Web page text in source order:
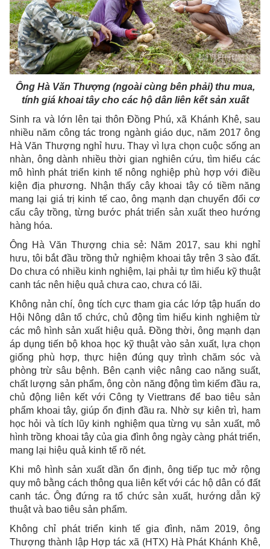
Ông Hà Văn Thượng (ngoài cùng bên phải) thu mua,
tính giá khoai tây cho các hộ dân liên kết sản xuất
Sinh ra và lớn lên tại thôn Đồng Phú, xã Khánh Khê, sau
nhiều năm công tác trong ngành giáo dục, năm 2017 ông
Hà Văn Thượng nghỉ hưu. Thay vì lựa chọn cuộc sống an
nhàn, ông dành nhiều thời gian nghiên cứu, tìm hiểu các
mô hình phát triển kinh tế nông nghiệp phù hợp với điều
kiện địa phương. Nhận thấy cây khoai tây có tiềm năng
mang lại giá trị kinh tế cao, ông mạnh dạn chuyển đổi cơ
cấu cây trồng, từng bước phát triển sản xuất theo hướng
hàng hóa.
Ông Hà Văn Thượng chia sẻ: Năm 2017, sau khi nghỉ
hưu, tôi bắt đầu trồng thử nghiệm khoai tây trên 3 sào đất.
Do chưa có nhiều kinh nghiệm, lại phải tự tìm hiểu kỹ thuật
canh tác nên hiệu quả chưa cao, chưa có lãi.
Không nản chí, ông tích cực tham gia các lớp tập huấn do
Hội Nông dân tổ chức, chủ động tìm hiểu kinh nghiệm từ
các mô hình sản xuất hiệu quả. Đồng thời, ông mạnh dạn
áp dụng tiến bộ khoa học kỹ thuật vào sản xuất, lựa chọn
giống phù hợp, thực hiện đúng quy trình chăm sóc và
phòng trừ sâu bệnh. Bên cạnh việc nâng cao năng suất,
chất lượng sản phẩm, ông còn năng động tìm kiếm đầu ra,
chủ động liên kết với Công ty Viettrans để bao tiêu sản
phẩm khoai tây, giúp ổn định đầu ra. Nhờ sự kiên trì, ham
học hỏi và tích lũy kinh nghiệm qua từng vụ sản xuất, mô
hình trồng khoai tây của gia đình ông ngày càng phát triển,
mang lại hiệu quả kinh tế rõ nét.
Khi mô hình sản xuất dần ổn định, ông tiếp tục mở rộng
quy mô bằng cách thông qua liên kết với các hộ dân có đất
canh tác. Ông đứng ra tổ chức sản xuất, hướng dẫn kỹ
thuật và bao tiêu sản phẩm.
Không chỉ phát triển kinh tế gia đình, năm 2019, ông
Thượng thành lập Hợp tác xã (HTX) Hà Phát Khánh Khê,